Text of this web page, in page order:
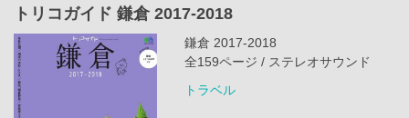
トリコガイド 鎌倉 2017-2018
鎌倉 2017-2018
全159ページ / ステレオサウンド
トラベル